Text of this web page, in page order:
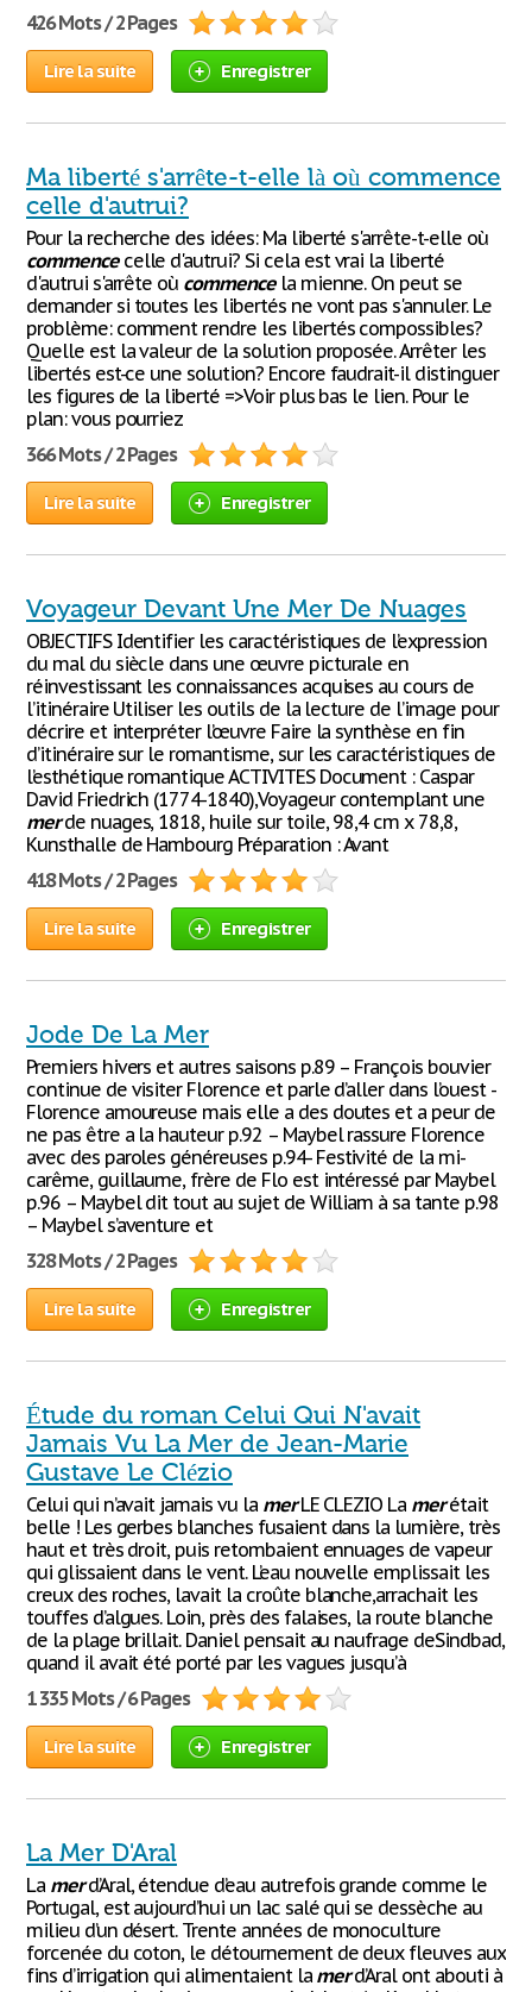
426 Mots / 2 Pages
Lire la suite Enregistrer
Ma liberté s'arrête-t-elle là où commence
celle d'autrui?
Pour la recherche des idées: Ma liberté s'arrête-t-elle où
commencecelle d'autrui? Si cela est vrai la liberté
d'autrui s'arrête où commencela mienne. On peut se
demander si toutes les libertés ne vont pas s'annuler. Le
problème: comment rendre les libertés compossibles?
Quelle est la valeur de la solution proposée. Arrêter les
libertés est-ce une solution? Encore faudrait-il distinguer
les figures de la liberté =>Voir plus bas le lien. Pour le
plan: vous pourriez
366 Mots / 2 Pages
Lire la suite Enregistrer
Voyageur Devant Une Mer De Nuages
OBJECTIFS Identifier les caractéristiques de l’expression
du mal du siècle dans une œuvre picturale en
réinvestissant les connaissances acquises au cours de
l’itinéraire Utiliser les outils de la lecture de l’image pour
décrire et interpréter l’œuvre Faire la synthèse en fin
d’itinéraire sur le romantisme, sur les caractéristiques de
l’esthétique romantique ACTIVITES Document : Caspar
David Friedrich (1774-1840),Voyageur contemplant une
merde nuages, 1818, huile sur toile, 98,4 cm x 78,8,
Kunsthalle de Hambourg Préparation : Avant
418 Mots / 2 Pages
Lire la suite Enregistrer
Jode De La Mer
Premiers hivers et autres saisons p.89 – François bouvier
continue de visiter Florence et parle d’aller dans l’ouest -
Florence amoureuse mais elle a des doutes et a peur de
ne pas être a la hauteur p.92 – Maybel rassure Florence
avec des paroles généreuses p.94- Festivité de la mi-
carême, guillaume, frère de Flo est intéressé par Maybel
p.96 – Maybel dit tout au sujet de William à sa tante p.98
– Maybel s’aventure et
328 Mots / 2 Pages
Lire la suite Enregistrer
Étude du roman Celui Qui N'avait
Jamais Vu La Mer de Jean-Marie
Gustave Le Clézio
Celui qui n’avait jamais vu la merLE CLEZIO La merétait
belle ! Les gerbes blanches fusaient dans la lumière, très
haut et très droit, puis retombaient ennuages de vapeur
qui glissaient dans le vent. L’eau nouvelle emplissait les
creux des roches, lavait la croûte blanche,arrachait les
touffes d’algues. Loin, près des falaises, la route blanche
de la plage brillait. Daniel pensait au naufrage deSindbad,
quand il avait été porté par les vagues jusqu’à
1 335 Mots / 6 Pages
Lire la suite Enregistrer
La Mer D'Aral
La merd’Aral, étendue d’eau autrefois grande comme le
Portugal, est aujourd’hui un lac salé qui se dessèche au
milieu d’un désert. Trente années de monoculture
forcenée du coton, le détournement de deux fleuves aux
fins d’irrigation qui alimentaient la merd’Aral ont abouti à